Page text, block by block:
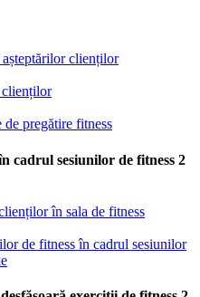
clienților
clienților
pregătire fitness
cadrul sesiunilor de fitness 2
în sala de fitness
de fitness în cadrul sesiunilor